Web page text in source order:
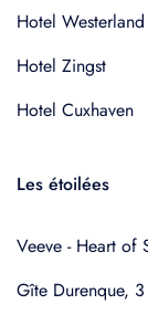
Hotel Westerland
Hotel Zingst
Hotel Cuxhaven
Les étoilées
Veeve - Heart of
Gîte Durenque, 3